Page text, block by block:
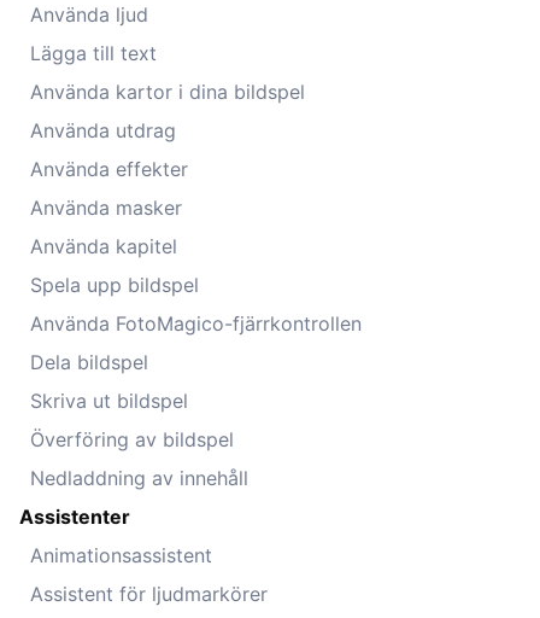
Använda ljud
Lägga till text
Använda kartor i dina bildspel
Använda utdrag
Använda effekter
Använda masker
Använda kapitel
Spela upp bildspel
Använda FotoMagico-fjärrkontrollen
Dela bildspel
Skriva ut bildspel
Överföring av bildspel
Nedladdning av innehåll
Assistenter
Animationsassistent
Assistent för ljudmarkörer